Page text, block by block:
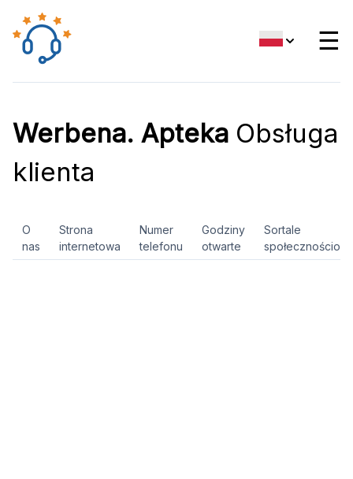
☰
Werbena. Apteka Obsługa
klienta
O
nas
Strona
internetowa
Numer
telefonu
Godziny
otwarte
Sortale